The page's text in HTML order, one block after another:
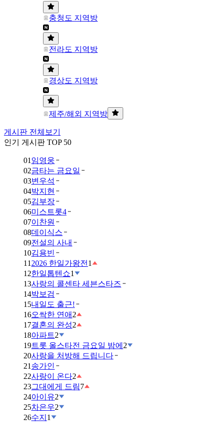
충청도 지역방
전라도 지역방
경상도 지역방
제주/해외 지역방
게시판 전체보기
인기 게시판 TOP 50
01 임영웅
02금타는 금요일
03변우석
04박지현
05김부장
06미스트롯4
07이찬원
08데이식스
09전설의 사내
10김용빈
11 2026 한일가왕전 1
12한일톱텐쇼1
13사랑의 콜센타 세븐스타즈
14박보검
15내일도 출근!
16오싹한 연애 2
17결혼의 완성2
18아파트2
19트롯 올스타전 금요일 밤에 2
20사랑을 처방해 드립니다
21 송가인
22사랑이 온다2
23그대에게 드림7
24아이유2
25차은우2
26수지 1